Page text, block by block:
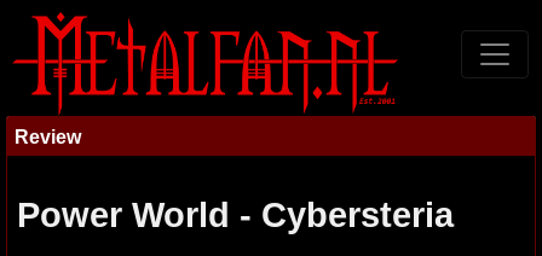
Review
Power World - Cybersteria